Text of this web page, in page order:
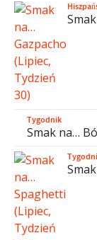
Tygodnik
Smak na…